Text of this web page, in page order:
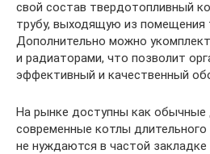
свой состав твердотопливный
трубу, выходящую из помещения
Дополнительно можно
и радиаторами, что позволит
эффективный и качественный
На рынке доступны как обычные
современные котлы длительного
не нуждаются в частой